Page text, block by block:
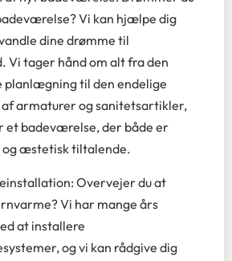
Vi kan hjælpe dig
dine drømme til
Vi tager hånd om alt fra den
planlægning til den endelige
armaturer og sanitetsartikler,
et badeværelse, der både er
æstetisk tiltalende.
Overvejer du at
Vi har mange års
at installere
og vi kan rådgive dig